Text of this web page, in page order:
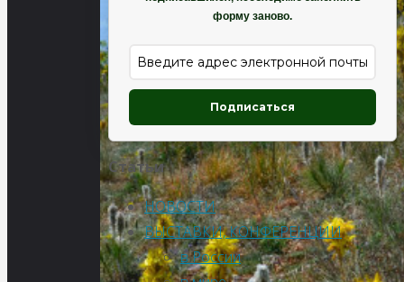
форму заново.
Подписаться
Статьи
НОВОСТИ
ВЫСТАВКИ, КОНФЕРЕНЦИИ
в России